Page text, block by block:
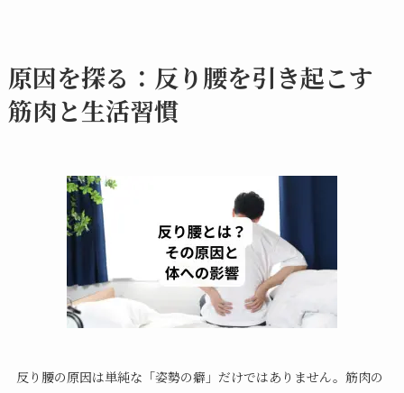
原因を探る：反り腰を引き起こす
筋肉と生活習慣
反り腰の原因は単純な「姿勢の癖」だけではありません。筋肉の